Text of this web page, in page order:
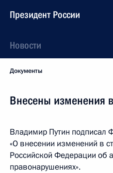
Президент России
Новости
Документы
Внесены изменения
Владимир Путин подписал
«О внесении изменений в
Российской Федерации об
правонарушениях».